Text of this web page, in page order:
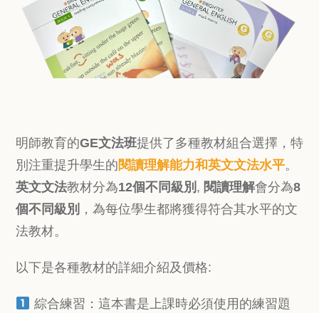
明師教育的GE文法班提供了多種教材組合選擇，特
別注重提升學生的閱讀理解能力和英文文法水平。
英文文法教材分為12個不同級別 , 閱讀理解會分為8
個不同級別 ，為每位學生都將獲得符合其水平的文
法教材。
以下是各種教材的詳細介紹及價格:
綜合練習：這本書是上課時必須使用的練習題